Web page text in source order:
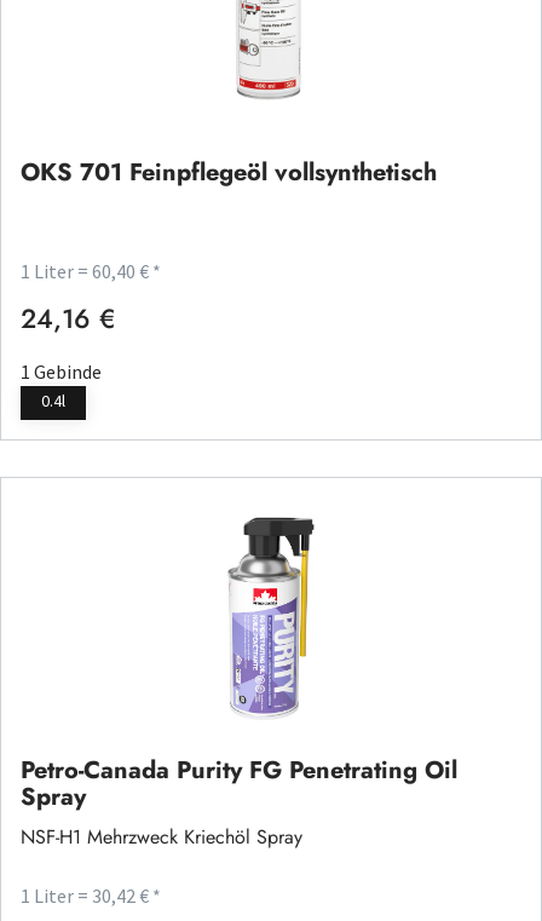
OKS 701 Feinpflegeöl vollsynthetisch
1 Liter = 60,40 € *
Regulärer Preis:
24,16 €
1 Gebinde
0.4l
Petro-Canada Purity FG Penetrating Oil
Spray
NSF-H1 Mehrzweck Kriechöl Spray
1 Liter = 30,42 € *